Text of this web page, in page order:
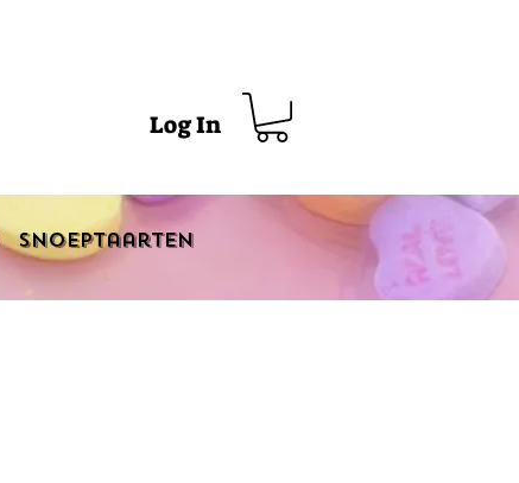
Log In
Snoeptaarten